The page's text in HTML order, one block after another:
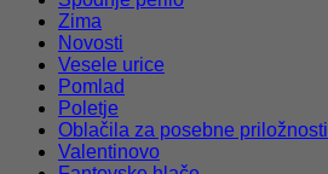
Zima
Novosti
Vesele urice
Pomlad
Poletje
Oblačila za posebne priložnosti
Valentinovo